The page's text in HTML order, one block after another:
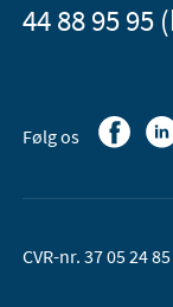
44 88 95 95
Følg os
CVR-nr. 37 05 24 85